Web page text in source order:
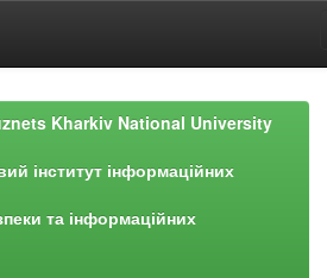
Kharkiv National University
інститут інформаційних
та інформаційних